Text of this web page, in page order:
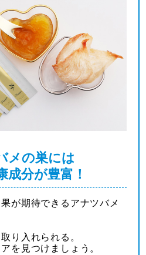
メの巣には
成分が豊富！
が期待できるアナツバメ
り入れられる。
を見つけましょう。